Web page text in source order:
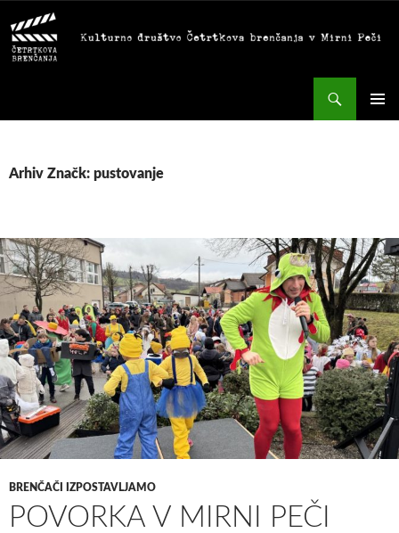
na
vsebino
Arhiv Značk: pustovanje
BRENČAČI IZPOSTAVLJAMO
POVORKA V MIRNI PEČI